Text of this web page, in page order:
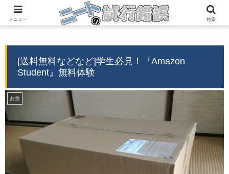
『自分の経験』→『誰かの役に立つ情報』
[送料無料などなど]学生必見！『Amazon
Student』無料体験
お金
メニュー 検索